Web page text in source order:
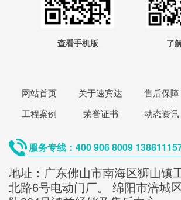
查看手机版 了
网站首页 关于速宾达 售后保障
工程案例
荣誉证书 动态资讯
服务专线：400 906 8009
地址：广东佛山市南海区狮山镇
北路6号电动门厂。 绵阳市涪城